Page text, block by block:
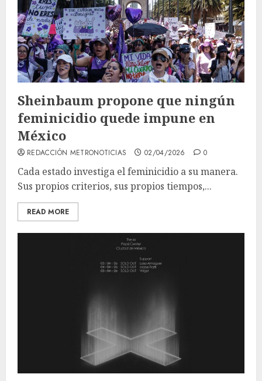
Sheinbaum propone que ningún
feminicidio quede impune en
México
REDACCIÓN METRONOTICIAS 02/04/2026 0
Cada estado investiga el feminicidio a su manera.
Sus propios criterios, sus propios tiempos,...
READ MORE